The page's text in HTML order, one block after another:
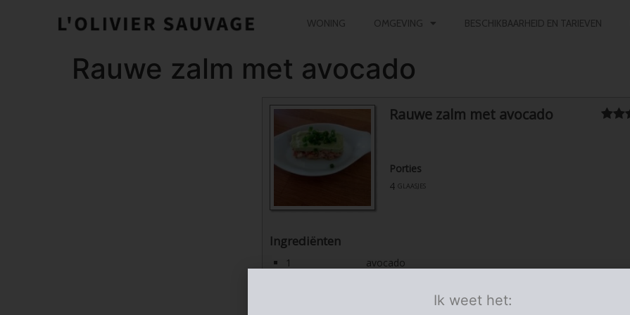
WONING OMGEVING BESCHIKBAARHEID EN TARIEVEN
Rauwe zalm met avocado
Rauwe zalm met avocado
Porties
4 glaasjes
Ingrediënten
1
avocado
het groen in ringetjes gesneden
Ik weet het: